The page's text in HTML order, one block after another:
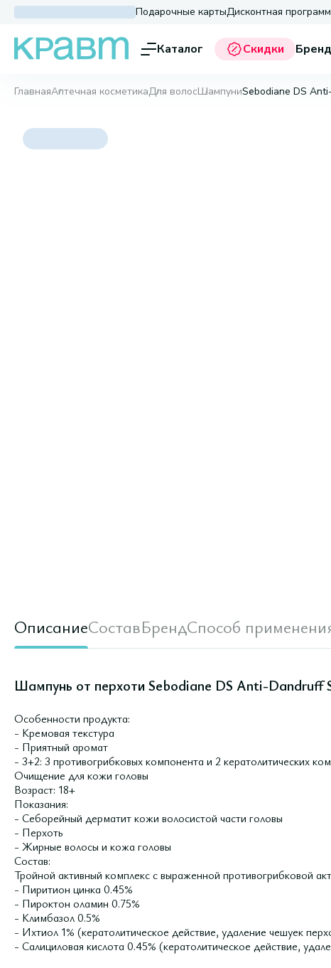
Подарочные картыДисконтная
Каталог Скидки
ГлавнаяАптечная косметикаДля волосШампуниSebodiane DS
ОписаниеСоставБрендСпособ
Шампунь от перхоти Sebodiane DS Anti-Dandruff
Особенности продукта:
- Кремовая текстура
- Приятный аромат
- 3+2: 3 противогрибковых компонента и 2 кератолитических
Очищение для кожи головы
Возраст: 18+
Показания:
- Себорейный дерматит кожи волосистой части головы
- Перхоть
- Жирные волосы и кожа головы
Состав:
Тройной активный комплекс с выраженной противогрибковой
- Пиритион цинка 0.45%
- Пироктон оламин 0.75%
- Климбазол 0.5%
- Ихтиол 1% (кератолитическое действие, удаление чешуек
- Салициловая кислота 0.45% (кератолитическое действие,